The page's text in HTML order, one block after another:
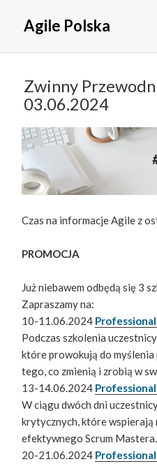
Agile Polska
Zwinny
03.06.2024
Czas na informacje Agile z
PROMOCJA
Już niebawem odbędą się 3
Zapraszamy na:
10-11.06.2024
Podczas szkolenia
które prowokują do myślenia
tego, co zmienią i zrobią w
13-14.06.2024
W ciągu dwóch dni
krytycznych, które wspierają
efektywnego Scrum Mastera.
20-21.06.2024